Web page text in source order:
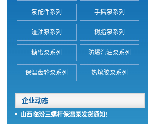
泵配件系列 手摇泵系列
渣油泵系列 树脂泵系列
糖蜜泵系列 防爆汽油泵系列
保温齿轮泵系列 热熔胶泵系列
企业动态
山西临汾三螺杆保温泵发货通知!